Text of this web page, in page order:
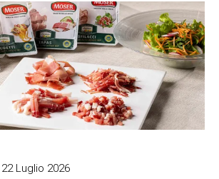
22 Luglio 2026